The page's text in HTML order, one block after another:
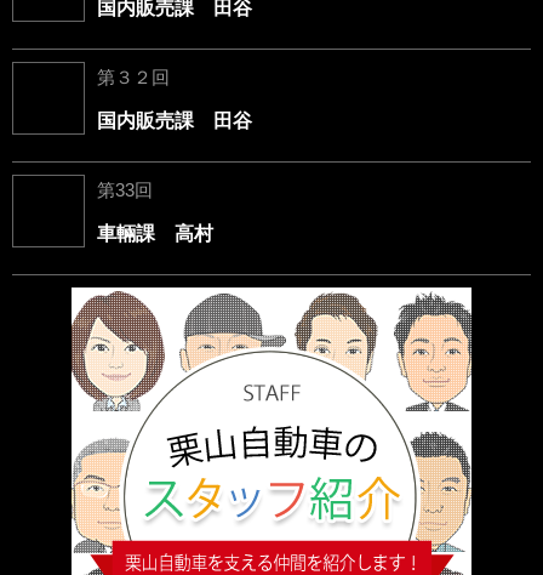
国内販売課 田谷
第３２回
国内販売課 田谷
第33回
車輛課 高村